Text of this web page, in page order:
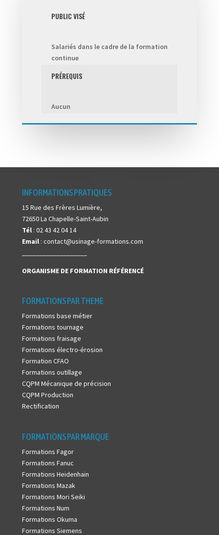
PUBLIC VISÉ
Salariés dans le cadre de la formation
continue
PRÉREQUIS
Aucun
INFORMATIONS PRATIQUES
15 Rue des Frères Lumière,
72650 La Chapelle-Saint-Aubin
Tél: 02 43 42 04 14
Email: contact@usinage-formations.com
ORGANISME DE FORMATION RÉFÉRENCÉ
FORMATIONS PAR THEME
Formations base métier
Formations tournage
Formations fraisage
Formations électro-érosion
Formation CFAO
Formations outillage
CQPM Mécanique de précision
CQPM Production
Rectification
FORMATIONS PAR MARQUE
Formations Fagor
Formations Fanuc
Formations Heidenhain
Formations Mazak
Formations Mori Seiki
Formations Num
Formations Okuma
Formations Siemens